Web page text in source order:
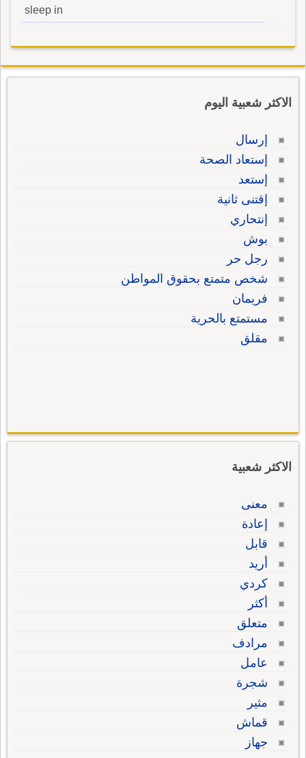
sleep in
الاكثر شعبية اليوم
إرسال
إستعاد الصحة
إستعد
إقتنى ثانية
إنتحاري
بوش
رجل حر
شخص متمتع بحقوق المواطن
فريمان
مستمتع بالحرية
مقلق
الاكثر شعبية
معنى
إعادة
قابل
أريد
كردي
أكثر
متعلق
مرادف
عامل
شجرة
مثير
قماش
جهاز